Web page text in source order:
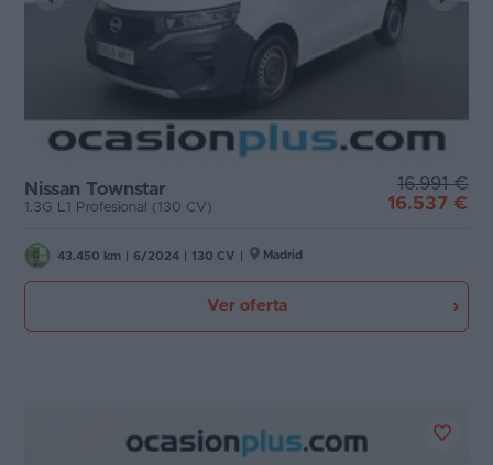
Nissan Townstar
1.3G L1 Profesional (130 CV)
16.991 €
16.537 €
43.450 km 6/2024 130 CV Madrid
Ver oferta